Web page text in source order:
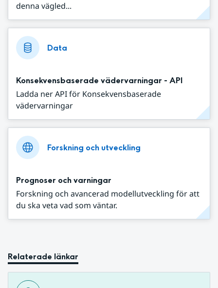
denna vägled...
Data
Konsekvensbaserade vädervarningar - API
Ladda ner API för Konsekvensbaserade
vädervarningar
Forskning och utveckling
Prognoser och varningar
Forskning och avancerad modellutveckling för att
du ska veta vad som väntar.
Relaterade länkar